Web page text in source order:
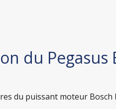
du Pegasus
du puissant moteur